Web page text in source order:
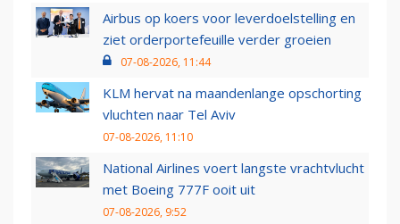
Airbus op koers voor leverdoelstelling en
ziet orderportefeuille verder groeien
07-08-2026, 11:44
KLM hervat na maandenlange opschorting
vluchten naar Tel Aviv
07-08-2026, 11:10
National Airlines voert langste vrachtvlucht
met Boeing 777F ooit uit
07-08-2026, 9:52